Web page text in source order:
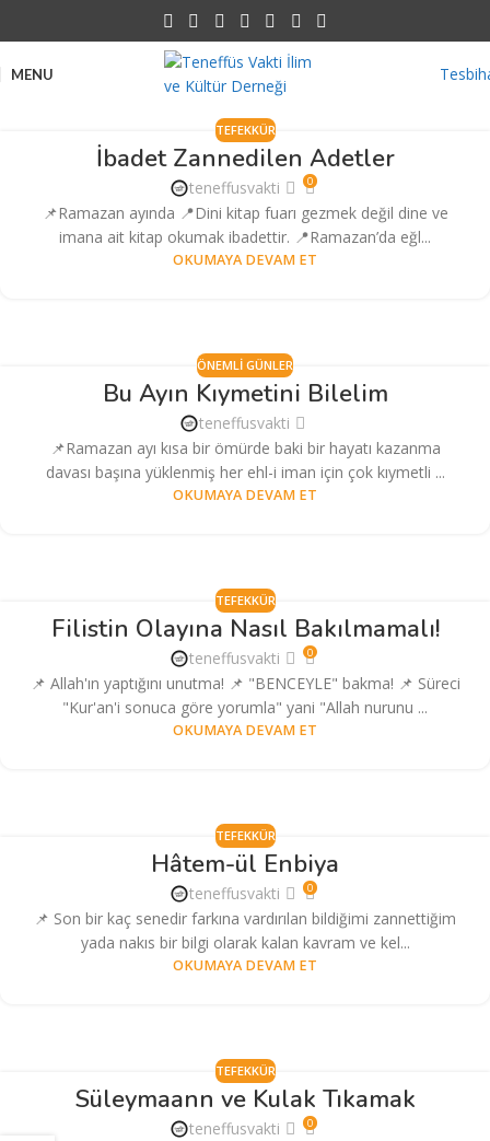
MENU
TEFEKKÜR
İbadet Zannedilen Adetler
teneffusvakti 0
📌Ramazan ayında 📍Dini kitap fuarı gezmek değil dine ve
imana ait kitap okumak ibadettir. 📍Ramazan’da eğl...
OKUMAYA DEVAM ET
ÖNEMLI GÜNLER
Bu Ayın Kıymetini Bilelim
teneffusvakti
📌Ramazan ayı kısa bir ömürde baki bir hayatı kazanma
davası başına yüklenmiş her ehl-i iman için çok kıymetli ...
OKUMAYA DEVAM ET
TEFEKKÜR
Filistin Olayına Nasıl Bakılmamalı!
teneffusvakti 0
📌 Allah'ın yaptığını unutma! 📌 "BENCEYLE" bakma! 📌 Süreci
"Kur'an'i sonuca göre yorumla" yani "Allah nurunu ...
OKUMAYA DEVAM ET
TEFEKKÜR
Hâtem-ül Enbiya
teneffusvakti 0
📌 Son bir kaç senedir farkına vardırılan bildiğimi zannettiğim
yada nakıs bir bilgi olarak kalan kavram ve kel...
OKUMAYA DEVAM ET
TEFEKKÜR
Süleymaann ve Kulak Tıkamak
teneffusvakti 0